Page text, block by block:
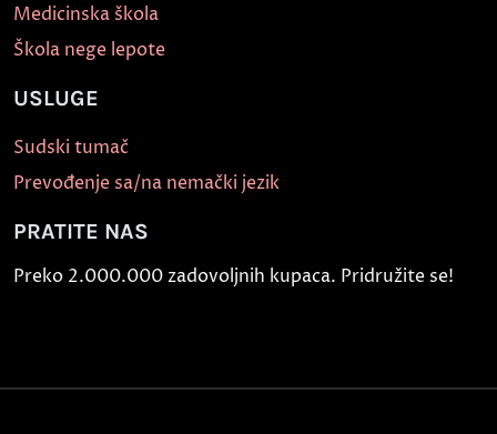
Medicinska škola
Škola nege lepote
USLUGE
Sudski tumač
Prevođenje sa/na nemački jezik
PRATITE NAS
Preko 2.000.000 zadovoljnih kupaca. Pridružite se!